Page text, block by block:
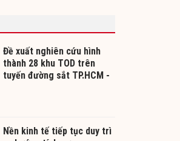
Đề xuất nghiên cứu hình
thành 28 khu TOD trên
tuyến đường sắt TP.HCM -
Nền kinh tế tiếp tục duy trì